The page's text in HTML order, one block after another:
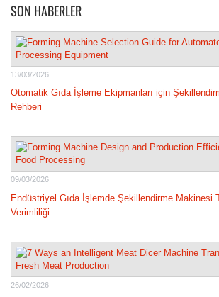
SON HABERLER
13/03/2026
Otomatik Gıda İşleme Ekipmanları için
Rehberi
09/03/2026
Endüstriyel Gıda İşlemde Şekillendirme Makinesi
Verimliliği
26/02/2026